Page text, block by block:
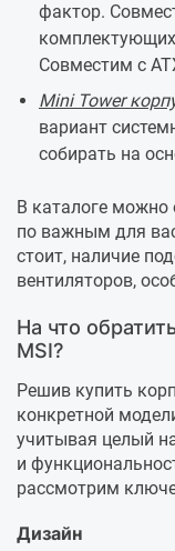
фактор.
Совместим с
Mini Tower
вариант
собирать на
В каталоге можно
по важным для
стоит, наличие
вентиляторов,
На что
MSI?
Решив купить
конкретной
учитывая целый
и
рассмотрим
Дизайн